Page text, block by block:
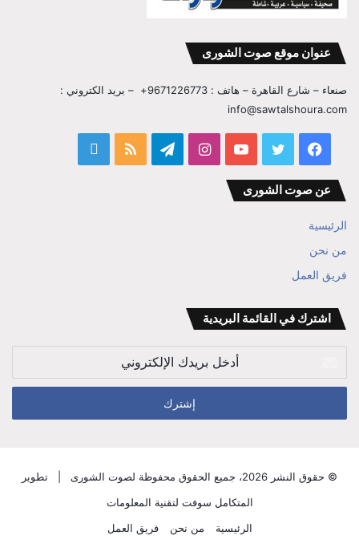
عنوان موقع صوت الشورى
صنعاء – شارع القاهرة – هاتف : 9671226773+ – بريد الكتروني :
info@sawtalshoura.com
فيسبوك تويتر يوتيوب انستقرامتيلقرام ملخص
عن صوت الشورى
الرئيسية
من نحن
فريق العمل
اشترك في القائمة البريدية
الإلكتروني
© حقوق النشر 2026، جميع الحقوق محفوظة لصوت الشورى |
تطوير
المتكامل سوفت لتقنية المعلومات
الرئيسية
من نحن فريق العمل